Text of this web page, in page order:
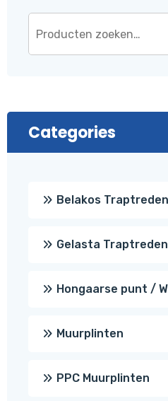
Categories
Belakos Traptreden
Gelasta Traptreden
Hongaarse punt /
Muurplinten
PPC Muurplinten